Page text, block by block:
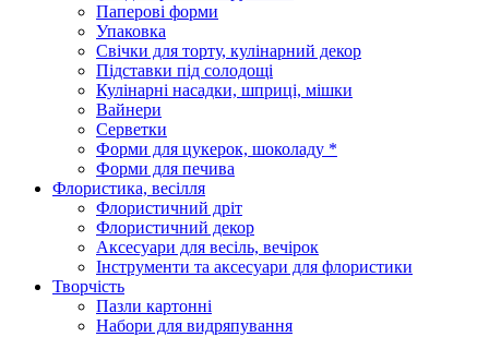
Паперові форми
Упаковка
Свічки для торту, кулінарний декор
Підставки під солодощі
Кулінарні насадки, шприці, мішки
Вайнери
Серветки
Форми для цукерок, шоколаду *
Форми для печива
Флористика, весілля
Флористичний дріт
Флористичний декор
Аксесуари для весіль, вечірок
Інструменти та аксесуари для флористики
Творчість
Пазли картонні
Набори для видряпування